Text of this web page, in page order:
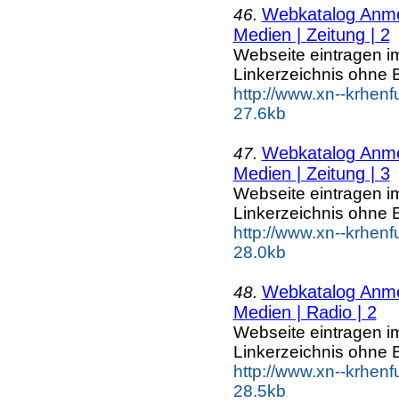
46. Webkatalog
Medien | Zeitung | 2
Webseite eintragen
Linkerzeichnis ohne
http://www.xn--
27.6kb
47. Webkatalog
Medien | Zeitung | 3
Webseite eintragen
Linkerzeichnis ohne
http://www.xn--
28.0kb
48. Webkatalog
Medien | Radio | 2
Webseite eintragen
Linkerzeichnis ohne
http://www.xn--
28.5kb